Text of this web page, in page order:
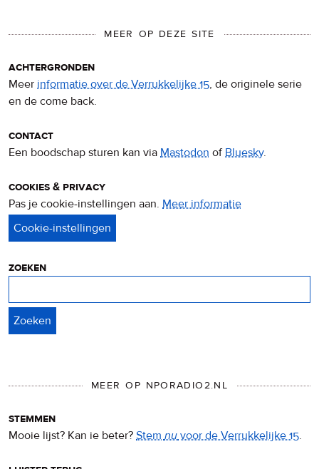
MEER OP DEZE SITE
achtergronden
Meer informatie over de Verrukkelijke 15, de originele serie
en de come back.
contact
Een boodschap sturen kan via Mastodon ofBluesky.
cookies & privacy
Pas je cookie-instellingen aan. Meer informatie
zoeken
MEER OP NPORADIO2.NL
stemmen
Mooie lijst? Kan ie beter? Stemnuvoor de Verrukkelijke 15.